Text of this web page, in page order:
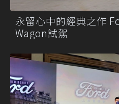
永留心中的經典之作
Wagon試駕